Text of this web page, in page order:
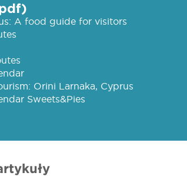
A food guide for visitors
Orini Larnaka, Cyprus
Sweets&Pies